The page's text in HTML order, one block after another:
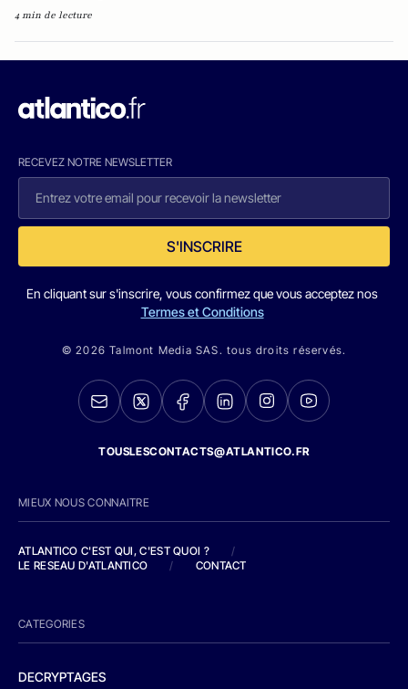
4 min de lecture
RECEVEZ NOTRE NEWSLETTER
S'INSCRIRE
En cliquant sur s'inscrire, vous confirmez que vous acceptez nos
Termes et Conditions
© 2026 Talmont Media SAS. tous droits réservés.
TOUSLESCONTACTS@ATLANTICO.FR
MIEUX NOUS CONNAITRE
ATLANTICO C'EST QUI, C'EST QUOI ?
/
LE RESEAU D'ATLANTICO
/ CONTACT
CATEGORIES
DECRYPTAGES